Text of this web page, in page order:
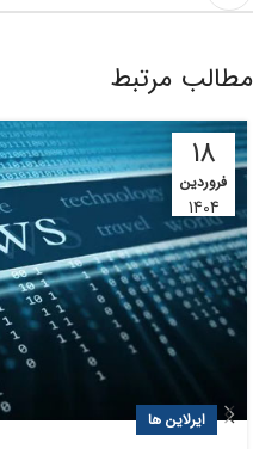
مطالب مرتبط
18
فروردین
1404
ایرلاین ها